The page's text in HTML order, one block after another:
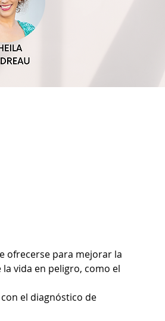
ofrecerse para mejorar la
vida en peligro, como el
el diagnóstico de